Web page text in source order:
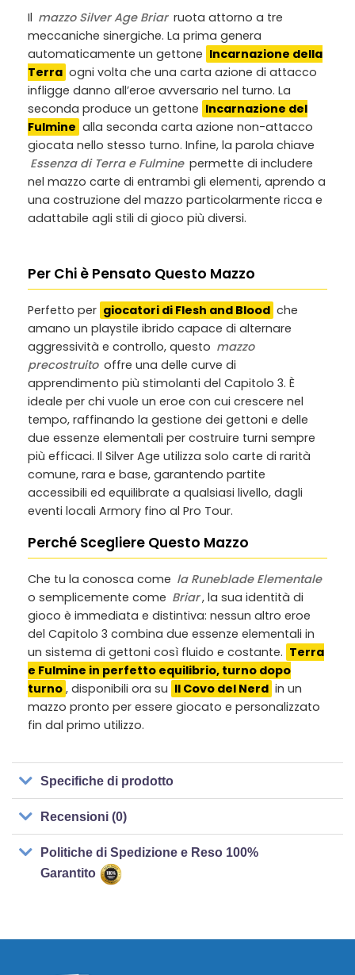
Il mazzo Silver Age Briar ruota attorno a tre
meccaniche sinergiche. La prima genera
automaticamente un gettone Incarnazione della
Terra ogni volta che una carta azione di attacco
infligge danno all’eroe avversario nel turno. La
seconda produce un gettone Incarnazione del
Fulmine alla seconda carta azione non-attacco
giocata nello stesso turno. Infine, la parola chiave
Essenza di Terra e Fulmine permette di includere
nel mazzo carte di entrambi gli elementi, aprendo a
una costruzione del mazzo particolarmente ricca e
adattabile agli stili di gioco più diversi.
Per Chi è Pensato Questo Mazzo
Perfetto per giocatori di Flesh and Blood che
amano un playstile ibrido capace di alternare
aggressività e controllo, questo mazzo
precostruito offre una delle curve di
apprendimento più stimolanti del Capitolo 3. È
ideale per chi vuole un eroe con cui crescere nel
tempo, raffinando la gestione dei gettoni e delle
due essenze elementali per costruire turni sempre
più efficaci. Il Silver Age utilizza solo carte di rarità
comune, rara e base, garantendo partite
accessibili ed equilibrate a qualsiasi livello, dagli
eventi locali Armory fino al Pro Tour.
Perché Scegliere Questo Mazzo
Che tu la conosca come la Runeblade Elementale
o semplicemente come Briar, la sua identità di
gioco è immediata e distintiva: nessun altro eroe
del Capitolo 3 combina due essenze elementali in
un sistema di gettoni così fluido e costante. Terra
e Fulmine in perfetto equilibrio, turno dopo
turno , disponibili ora su Il Covo del Nerd in un
mazzo pronto per essere giocato e personalizzato
fin dal primo utilizzo.
Specifiche di prodotto
Recensioni (0)
Politiche di Spedizione e Reso 100%
Garantito